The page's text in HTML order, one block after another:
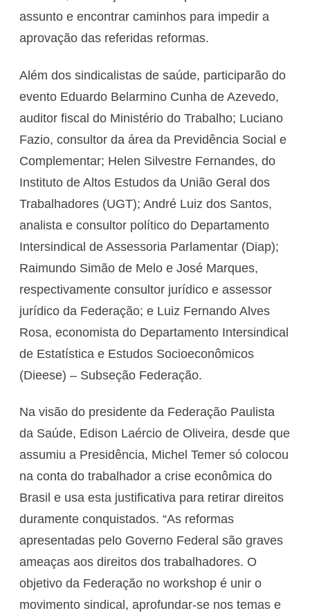
assunto e encontrar caminhos para impedir a
aprovação das referidas reformas.
Além dos sindicalistas de saúde, participarão do
evento Eduardo Belarmino Cunha de Azevedo,
auditor fiscal do Ministério do Trabalho; Luciano
Fazio, consultor da área da Previdência Social e
Complementar; Helen Silvestre Fernandes, do
Instituto de Altos Estudos da União Geral dos
Trabalhadores (UGT); André Luiz dos Santos,
analista e consultor político do Departamento
Intersindical de Assessoria Parlamentar (Diap);
Raimundo Simão de Melo e José Marques,
respectivamente consultor jurídico e assessor
jurídico da Federação; e Luiz Fernando Alves
Rosa, economista do Departamento Intersindical
de Estatística e Estudos Socioeconômicos
(Dieese) – Subseção Federação.
Na visão do presidente da Federação Paulista
da Saúde, Edison Laércio de Oliveira, desde que
assumiu a Presidência, Michel Temer só colocou
na conta do trabalhador a crise econômica do
Brasil e usa esta justificativa para retirar direitos
duramente conquistados. “As reformas
apresentadas pelo Governo Federal são graves
ameaças aos direitos dos trabalhadores. O
objetivo da Federação no workshop é unir o
movimento sindical, aprofundar-se nos temas e